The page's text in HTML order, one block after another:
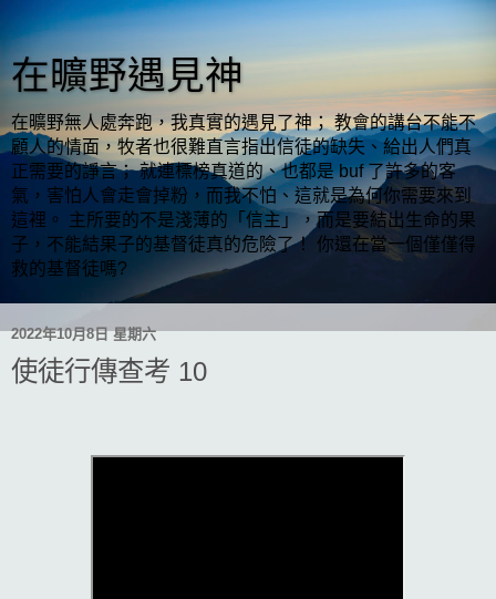
在曠野遇見神
在曠野無人處奔跑，我真實的遇見了神； 教會的講台不能不
顧人的情面，牧者也很難直言指出信徒的缺失、給出人們真
正需要的諍言； 就連標榜真道的、也都是 buf 了許多的客
氣，害怕人會走會掉粉，而我不怕、這就是為何你需要來到
這裡。 主所要的不是淺薄的「信主」，而是要結出生命的果
子，不能結果子的基督徒真的危險了！ 你還在當一個僅僅得
救的基督徒嗎?
2022年10月8日 星期六
使徒行傳查考 10